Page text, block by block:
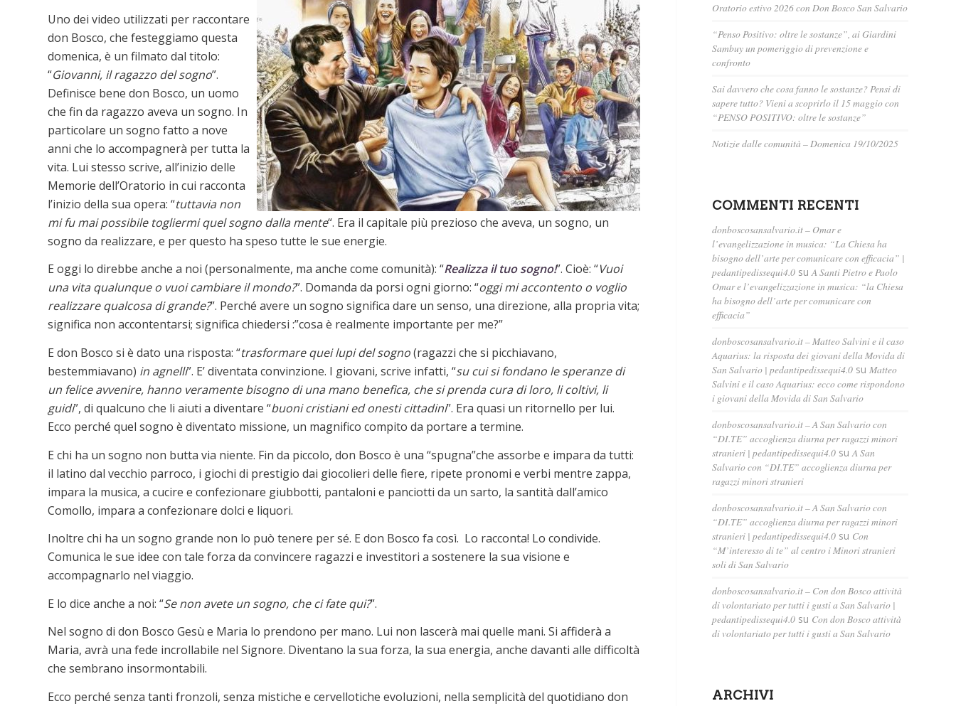
Uno dei video utilizzati per raccontare
don Bosco, che festeggiamo questa
domenica, è un filmato dal titolo:
“Giovanni, il ragazzo del sogno”.
Definisce bene don Bosco, un uomo
che fin da ragazzo aveva un sogno. In
particolare un sogno fatto a nove
anni che lo accompagnerà per tutta la
vita. Lui stesso scrive, all’inizio delle
Memorie dell’Oratorio in cui racconta
l’inizio della sua opera: “tuttavia non
mi fu mai possibile togliermi quel sogno dalla mente“. Era il capitale più prezioso che aveva, un sogno, un
sogno da realizzare, e per questo ha speso tutte le sue energie.
E oggi lo direbbe anche a noi (personalmente, ma anche come comunità): “Realizza il tuo sogno!”. Cioè: “Vuoi
una vita qualunque o vuoi cambiare il mondo?”. Domanda da porsi ogni giorno: “oggi mi accontento o voglio
realizzare qualcosa di grande?”. Perché avere un sogno significa dare un senso, una direzione, alla propria vita;
significa non accontentarsi; significa chiedersi :”cosa è realmente importante per me?”
E don Bosco si è dato una risposta: “trasformare quei lupi del sogno(ragazzi che si picchiavano,
bestemmiavano) in agnelli”. E’ diventata convinzione. I giovani, scrive infatti, “su cui si fondano le speranze di
un felice avvenire, hanno veramente bisogno di una mano benefica, che si prenda cura di loro, li coltivi, li
guidi”, di qualcuno che li aiuti a diventare “buoni cristiani ed onesti cittadini”. Era quasi un ritornello per lui.
Ecco perché quel sogno è diventato missione, un magnifico compito da portare a termine.
E chi ha un sogno non butta via niente. Fin da piccolo, don Bosco è una “spugna”che assorbe e impara da tutti:
il latino dal vecchio parroco, i giochi di prestigio dai giocolieri delle fiere, ripete pronomi e verbi mentre zappa,
impara la musica, a cucire e confezionare giubbotti, pantaloni e panciotti da un sarto, la santità dall’amico
Comollo, impara a confezionare dolci e liquori.
Inoltre chi ha un sogno grande non lo può tenere per sé. E don Bosco fa così. Lo racconta! Lo condivide.
Comunica le sue idee con tale forza da convincere ragazzi e investitori a sostenere la sua visione e
accompagnarlo nel viaggio.
E lo dice anche a noi: “Se non avete un sogno, che ci fate qui?”.
Nel sogno di don Bosco Gesù e Maria lo prendono per mano. Lui non lascerà mai quelle mani. Si affiderà a
Maria, avrà una fede incrollabile nel Signore. Diventano la sua forza, la sua energia, anche davanti alle difficoltà
che sembrano insormontabili.
Ecco perché senza tanti fronzoli, senza mistiche e cervellotiche evoluzioni, nella semplicità del quotidiano don
Oratorio estivo 2026 con Don Bosco San Salvario
“Penso Positivo: oltre le sostanze”, ai Giardini
Sambuy un pomeriggio di prevenzione e
confronto
Sai davvero che cosa fanno le sostanze? Pensi di
sapere tutto? Vieni a scoprirlo il 15 maggio con
“PENSO POSITIVO: oltre le sostanze”
Notizie dalle comunità – Domenica 19/10/2025
COMMENTI RECENTI
donboscosansalvario.it – Omar e
l’evangelizzazione in musica: “La Chiesa ha
bisogno dell’arte per comunicare con efficacia” |
pedantipedissequi4.0 suA Santi Pietro e Paolo
Omar e l’evangelizzazione in musica: “la Chiesa
ha bisogno dell’arte per comunicare con
efficacia”
donboscosansalvario.it – Matteo Salvini e il caso
Aquarius: la risposta dei giovani della Movida di
San Salvario | pedantipedissequi4.0 suMatteo
Salvini e il caso Aquarius: ecco come rispondono
i giovani della Movida di San Salvario
donboscosansalvario.it – A San Salvario con
“DI.TE” accoglienza diurna per ragazzi minori
stranieri | pedantipedissequi4.0 suA San
Salvario con “DI.TE” accoglienza diurna per
ragazzi minori stranieri
donboscosansalvario.it – A San Salvario con
“DI.TE” accoglienza diurna per ragazzi minori
stranieri | pedantipedissequi4.0 su Con
“M’interesso di te” al centro i Minori stranieri
soli di San Salvario
donboscosansalvario.it – Con don Bosco attività
di volontariato per tutti i gusti a San Salvario |
pedantipedissequi4.0 su Con don Bosco attività
di volontariato per tutti i gusti a San Salvario
ARCHIVI